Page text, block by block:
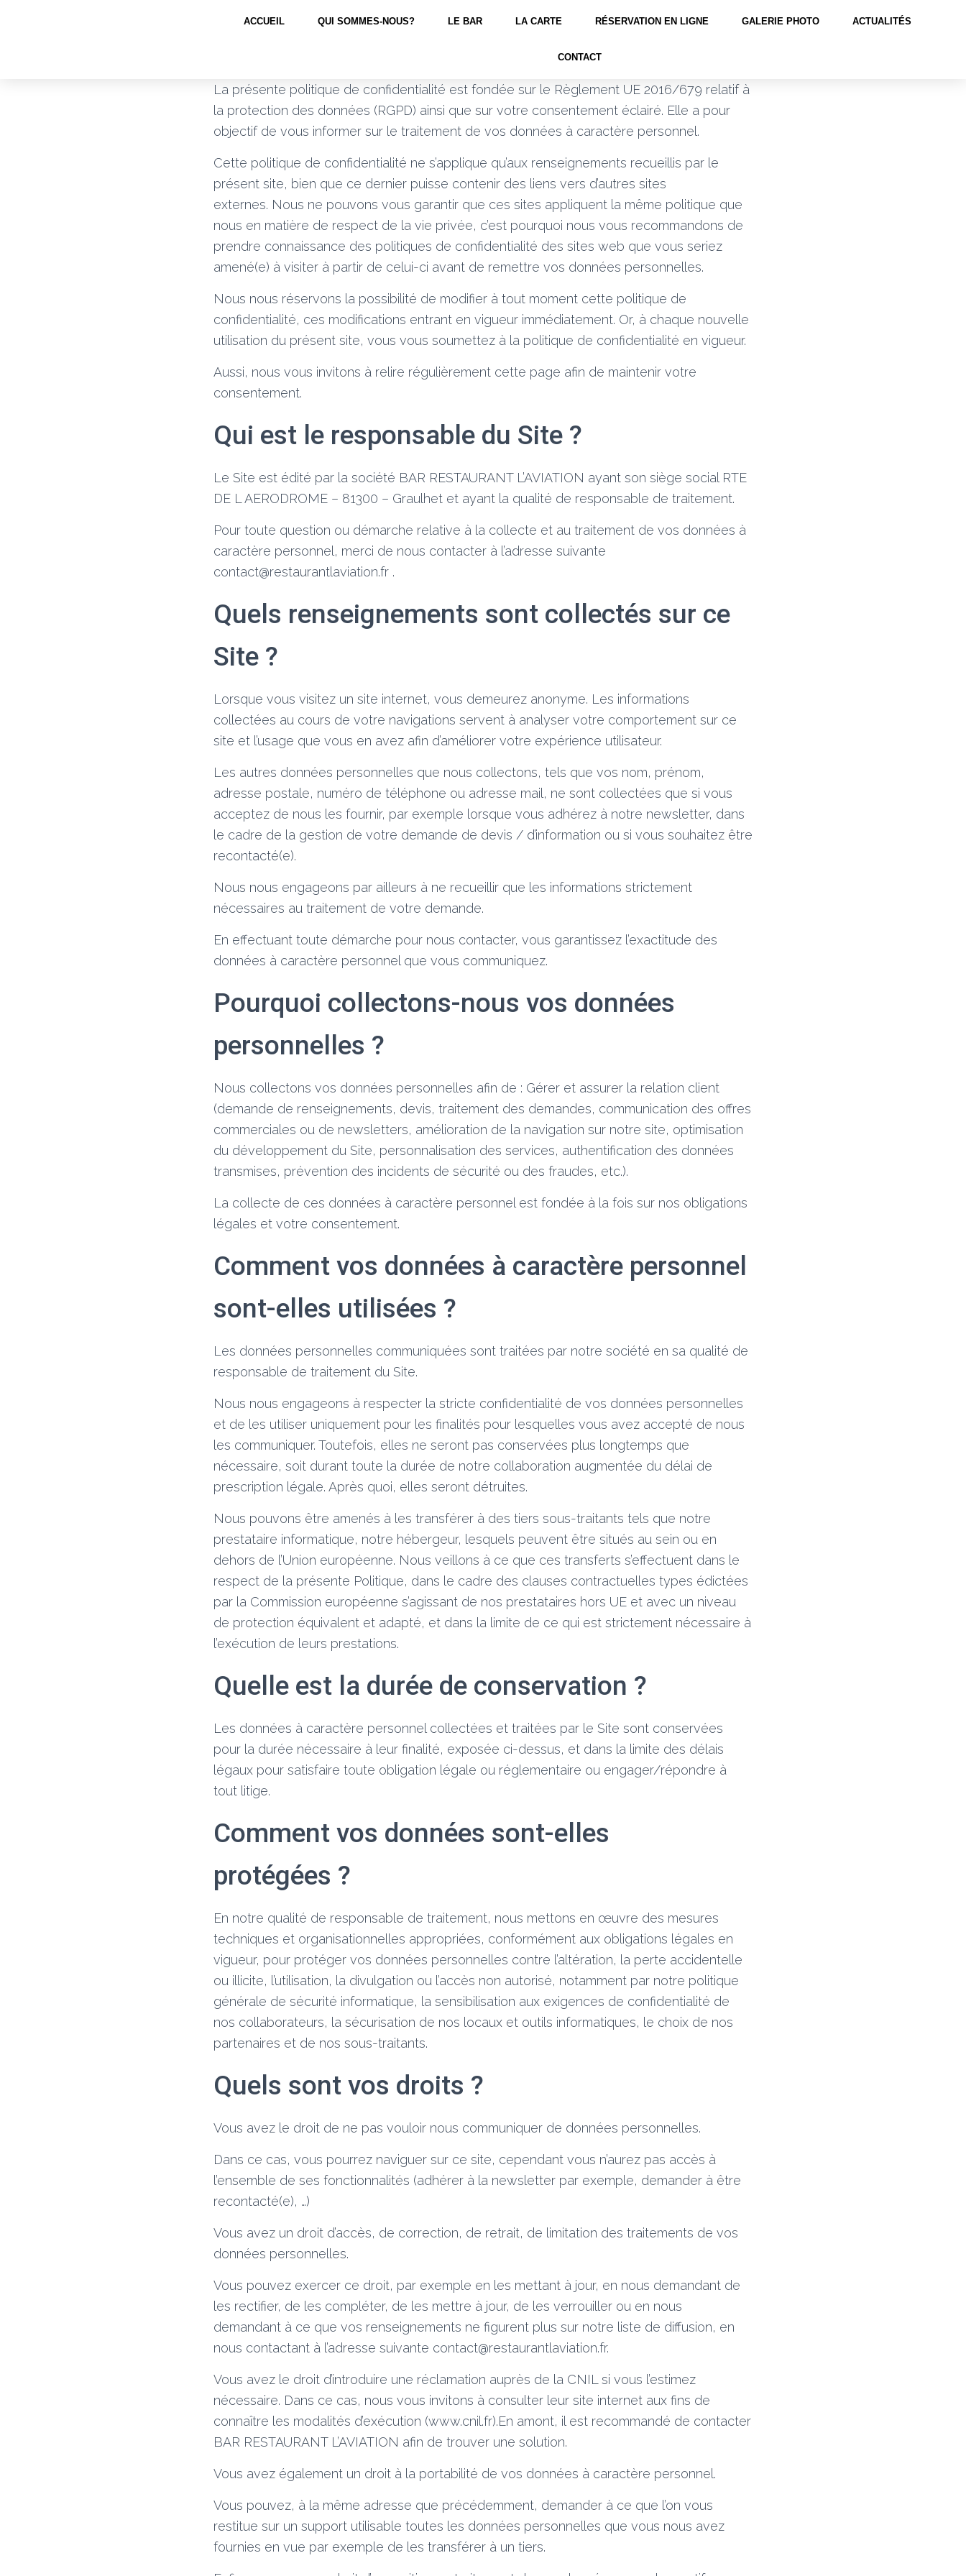
ACCUEIL QUI SOMMES-NOUS? LE BAR LA CARTE RÉSERVATION EN LIGNE GALERIE PHOTO ACTUALITÉS
CONTACT
La présente politique de confidentialité est fondée sur le Règlement UE 2016/679 relatif à
la protection des données (RGPD) ainsi que sur votre consentement éclairé. Elle a pour
objectif de vous informer sur le traitement de vos données à caractère personnel.
Cette politique de confidentialité ne s’applique qu’aux renseignements recueillis par le
présent site, bien que ce dernier puisse contenir des liens vers d’autres sites
externes. Nous ne pouvons vous garantir que ces sites appliquent la même politique que
nous en matière de respect de la vie privée, c’est pourquoi nous vous recommandons de
prendre connaissance des politiques de confidentialité des sites web que vous seriez
amené(e) à visiter à partir de celui-ci avant de remettre vos données personnelles.
Nous nous réservons la possibilité de modifier à tout moment cette politique de
confidentialité, ces modifications entrant en vigueur immédiatement. Or, à chaque nouvelle
utilisation du présent site, vous vous soumettez à la politique de confidentialité en vigueur.
Aussi, nous vous invitons à relire régulièrement cette page afin de maintenir votre
consentement.
Qui est le responsable du Site ?
Le Site est édité par la société BAR RESTAURANT L’AVIATION ayant son siège social RTE
DE L AERODROME – 81300 – Graulhet et ayant la qualité de responsable de traitement.
Pour toute question ou démarche relative à la collecte et au traitement de vos données à
caractère personnel, merci de nous contacter à l’adresse suivante
contact@restaurantlaviation.fr .
Quels renseignements sont collectés sur ce
Site ?
Lorsque vous visitez un site internet, vous demeurez anonyme. Les informations
collectées au cours de votre navigations servent à analyser votre comportement sur ce
site et l’usage que vous en avez afin d’améliorer votre expérience utilisateur.
Les autres données personnelles que nous collectons, tels que vos nom, prénom,
adresse postale, numéro de téléphone ou adresse mail, ne sont collectées que si vous
acceptez de nous les fournir, par exemple lorsque vous adhérez à notre newsletter, dans
le cadre de la gestion de votre demande de devis / d’information ou si vous souhaitez être
recontacté(e).
Nous nous engageons par ailleurs à ne recueillir que les informations strictement
nécessaires au traitement de votre demande.
En effectuant toute démarche pour nous contacter, vous garantissez l’exactitude des
données à caractère personnel que vous communiquez.
Pourquoi collectons-nous vos données
personnelles ?
Nous collectons vos données personnelles afin de : Gérer et assurer la relation client
(demande de renseignements, devis, traitement des demandes, communication des offres
commerciales ou de newsletters, amélioration de la navigation sur notre site, optimisation
du développement du Site, personnalisation des services, authentification des données
transmises, prévention des incidents de sécurité ou des fraudes, etc.).
La collecte de ces données à caractère personnel est fondée à la fois sur nos obligations
légales et votre consentement.
Comment vos données à caractère personnel
sont-elles utilisées ?
Les données personnelles communiquées sont traitées par notre société en sa qualité de
responsable de traitement du Site.
Nous nous engageons à respecter la stricte confidentialité de vos données personnelles
et de les utiliser uniquement pour les finalités pour lesquelles vous avez accepté de nous
les communiquer. Toutefois, elles ne seront pas conservées plus longtemps que
nécessaire, soit durant toute la durée de notre collaboration augmentée du délai de
prescription légale. Après quoi, elles seront détruites.
Nous pouvons être amenés à les transférer à des tiers sous-traitants tels que notre
prestataire informatique, notre hébergeur, lesquels peuvent être situés au sein ou en
dehors de l’Union européenne. Nous veillons à ce que ces transferts s’effectuent dans le
respect de la présente Politique, dans le cadre des clauses contractuelles types édictées
par la Commission européenne s’agissant de nos prestataires hors UE et avec un niveau
de protection équivalent et adapté, et dans la limite de ce qui est strictement nécessaire à
l’exécution de leurs prestations.
Quelle est la durée de conservation ?
Les données à caractère personnel collectées et traitées par le Site sont conservées
pour la durée nécessaire à leur finalité, exposée ci-dessus, et dans la limite des délais
légaux pour satisfaire toute obligation légale ou réglementaire ou engager/répondre à
tout litige.
Comment vos données sont-elles
protégées ?
En notre qualité de responsable de traitement, nous mettons en œuvre des mesures
techniques et organisationnelles appropriées, conformément aux obligations légales en
vigueur, pour protéger vos données personnelles contre l’altération, la perte accidentelle
ou illicite, l’utilisation, la divulgation ou l’accès non autorisé, notamment par notre politique
générale de sécurité informatique, la sensibilisation aux exigences de confidentialité de
nos collaborateurs, la sécurisation de nos locaux et outils informatiques, le choix de nos
partenaires et de nos sous-traitants.
Quels sont vos droits ?
Vous avez le droit de ne pas vouloir nous communiquer de données personnelles.
Dans ce cas, vous pourrez naviguer sur ce site, cependant vous n’aurez pas accès à
l’ensemble de ses fonctionnalités (adhérer à la newsletter par exemple, demander à être
recontacté(e), …)
Vous avez un droit d’accès, de correction, de retrait, de limitation des traitements de vos
données personnelles.
Vous pouvez exercer ce droit, par exemple en les mettant à jour, en nous demandant de
les rectifier, de les compléter, de les mettre à jour, de les verrouiller ou en nous
demandant à ce que vos renseignements ne figurent plus sur notre liste de diffusion, en
nous contactant à l’adresse suivante contact@restaurantlaviation.fr.
Vous avez le droit d’introduire une réclamation auprès de la CNIL si vous l’estimez
nécessaire. Dans ce cas, nous vous invitons à consulter leur site internet aux fins de
connaître les modalités d’exécution (www.cnil.fr).En amont, il est recommandé de contacter
BAR RESTAURANT L’AVIATION afin de trouver une solution.
Vous avez également un droit à la portabilité de vos données à caractère personnel.
Vous pouvez, à la même adresse que précédemment, demander à ce que l’on vous
restitue sur un support utilisable toutes les données personnelles que vous nous avez
fournies en vue par exemple de les transférer à un tiers.